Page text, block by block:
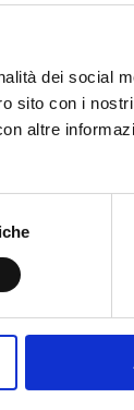
dei social
sito con i
altre